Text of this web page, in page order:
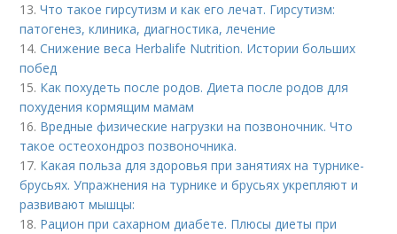
13.Что такое гирсутизм и как его лечат. Гирсутизм:
патогенез, клиника, диагностика, лечение
14.Снижение веса Herbalife Nutrition. Истории больших
побед
15. Как похудеть после родов. Диета после родов для
похудения кормящим мамам
16. Вредные физические нагрузки на позвоночник. Что
такое остеохондроз позвоночника.
17. Какая польза для здоровья при занятиях на турнике-
брусьях. Упражнения на турнике и брусьях укрепляют и
развивают мышцы:
18. Рацион при сахарном диабете. Плюсы диеты при